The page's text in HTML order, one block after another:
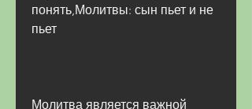
понять,Молитвы: сын пьет и не
пьет
Молитва является важной